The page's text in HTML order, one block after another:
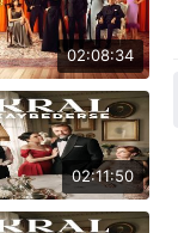
02:08:34
02:11:50